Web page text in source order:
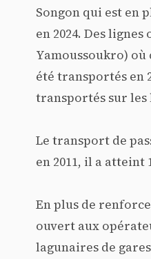
Songon qui est en
en 2024. Des
Yamoussoukro) où
été transportés en
transportés sur les
Le transport de
en 2011, il a atteint
En plus de
ouvert aux
lagunaires de